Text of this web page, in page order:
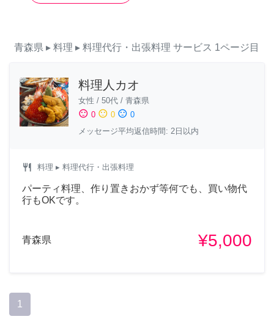
青森県 ▸ 料理 ▸ 料理代行・出張料理 サービス 1ページ目
料理人カオ
女性 / 50代 / 青森県
sentiment_satisfied 0 sentiment_neutral 0 sentiment_dissatisfied 0
メッセージ平均返信時間: 2日以内
restaurant 料理 ▸ 料理代行・出張料理
パーティ料理、作り置きおかず等何でも、買い物代
行もOKです。
青森県 ¥5,000
1